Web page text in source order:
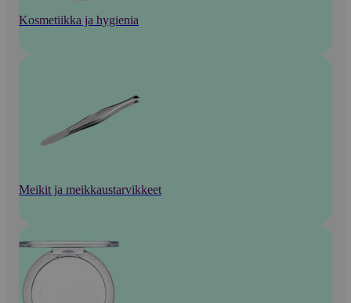
Kosmetiikka ja hygienia
Meikit ja meikkaustarvikkeet